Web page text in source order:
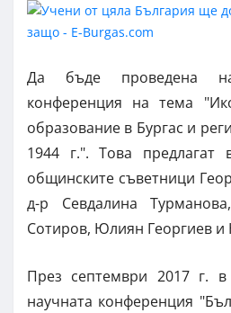
Да бъде проведена
конференция на тема
образование в Бургас и
1944 г.". Това предлагат
общинските съветници
д-р Севдалина
Сотиров, Юлиян Георгиев и
През септември 2017 г.
научната конференция